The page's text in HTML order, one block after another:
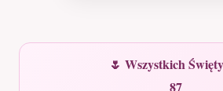
🌷 Wszystkich
87